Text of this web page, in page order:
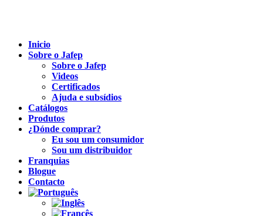
Inicio
Sobre o Jafep
Sobre o Jafep
Videos
Certificados
Ajuda e subsídios
Catálogos
Produtos
¿Dónde comprar?
Eu sou um consumidor
Sou um distribuidor
Franquias
Blogue
Contacto